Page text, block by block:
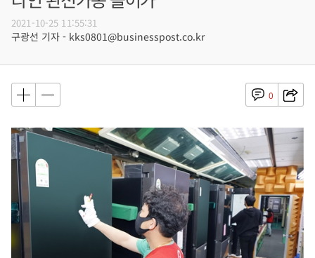
2021-10-25 11:55:31
구광선 기자 - kks0801@businesspost.co.kr
0